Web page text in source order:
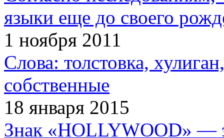
языки еще до своего
1 ноября 2011
Слова: толстовка,
собственные
18 января 2015
Знак «HOLLYWOOD» —